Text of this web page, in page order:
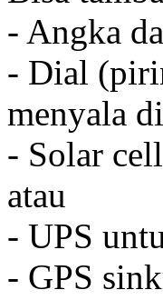
- Angka
- Dial
menyala
- Solar
atau
- UPS
- GPS